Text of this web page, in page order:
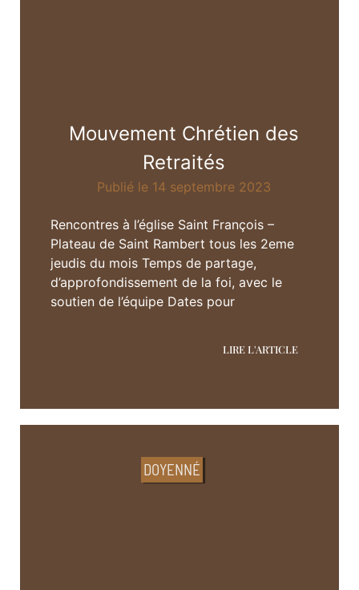
Mouvement Chrétien des
Retraités
Publié le 14 septembre 2023
Rencontres à l’église Saint François –
Plateau de Saint Rambert tous les 2eme
jeudis du mois Temps de partage,
d’approfondissement de la foi, avec le
soutien de l’équipe Dates pour
LIRE L'ARTICLE
DOYENNÉ